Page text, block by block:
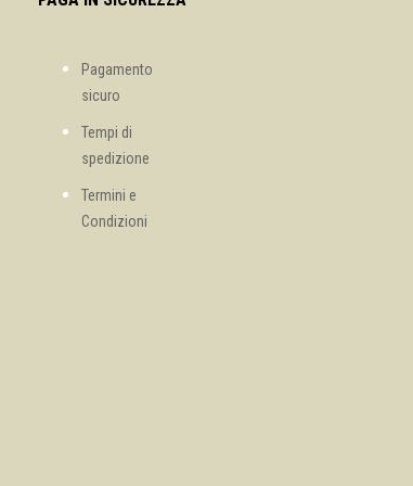
Pagamento
sicuro
Tempi di
spedizione
Termini e
Condizioni